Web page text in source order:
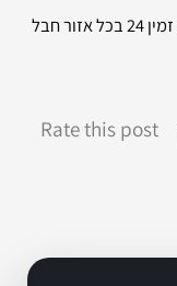
מנעולן מקצועי בחבל יבנה – 050-883-4328 זמין 24 בכל אזור חבל
Rate this post